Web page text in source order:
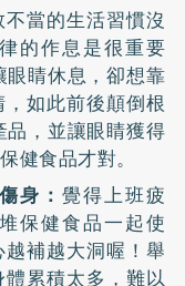
當的生活習慣沒
的作息是很重要
眼睛休息，卻想靠
如此前後顛倒根
，並讓眼睛獲得
健食品才對。
身：覺得上班疲
保健食品一起使
補越大洞喔！舉
累積太多，難以